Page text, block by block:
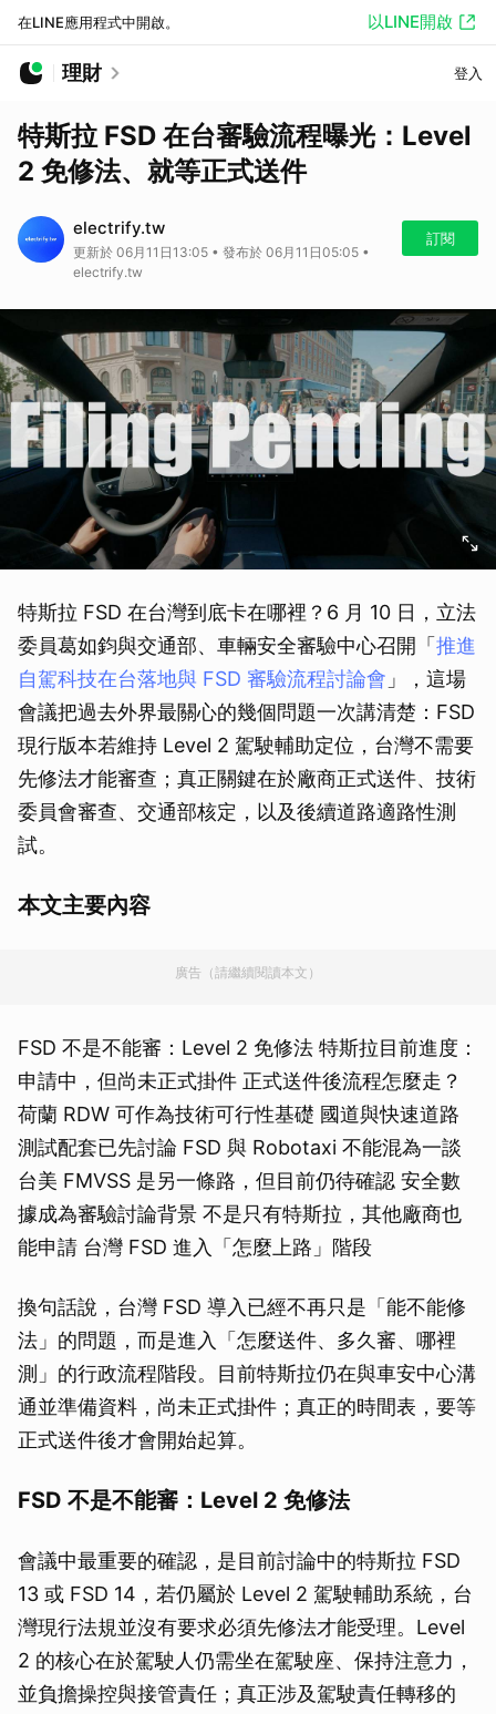
在LINE應用程式中開啟。 以LINE開啟
理財 登入
特斯拉 FSD 在台審驗流程曝光：Level
2 免修法、就等正式送件
electrify.tw
更新於 06月11日13:05 • 發布於 06月11日05:05 •
electrify.tw
訂閱
特斯拉 FSD 在台灣到底卡在哪裡？6 月 10 日，立法
委員葛如鈞與交通部、車輛安全審驗中心召開「 推進
自駕科技在台落地與 FSD 審驗流程討論會 」，這場
會議把過去外界最關心的幾個問題一次講清楚：FSD
現行版本若維持 Level 2 駕駛輔助定位，台灣不需要
先修法才能審查；真正關鍵在於廠商正式送件、技術
委員會審查、交通部核定，以及後續道路適路性測
試。
本文主要內容
廣告（請繼續閱讀本文）
FSD 不是不能審：Level 2 免修法 特斯拉目前進度：
申請中，但尚未正式掛件 正式送件後流程怎麼走？
荷蘭 RDW 可作為技術可行性基礎 國道與快速道路
測試配套已先討論 FSD 與 Robotaxi 不能混為一談
台美 FMVSS 是另一條路，但目前仍待確認 安全數
據成為審驗討論背景 不是只有特斯拉，其他廠商也
能申請 台灣 FSD 進入「怎麼上路」階段
換句話說，台灣 FSD 導入已經不再只是「能不能修
法」的問題，而是進入「怎麼送件、多久審、哪裡
測」的行政流程階段。目前特斯拉仍在與車安中心溝
通並準備資料，尚未正式掛件；真正的時間表，要等
正式送件後才會開始起算。
FSD 不是不能審：Level 2 免修法
會議中最重要的確認，是目前討論中的特斯拉 FSD
13 或 FSD 14，若仍屬於 Level 2 駕駛輔助系統，台
灣現行法規並沒有要求必須先修法才能受理。Level
2 的核心在於駕駛人仍需坐在駕駛座、保持注意力，
並負擔操控與接管責任；真正涉及駕駛責任轉移的